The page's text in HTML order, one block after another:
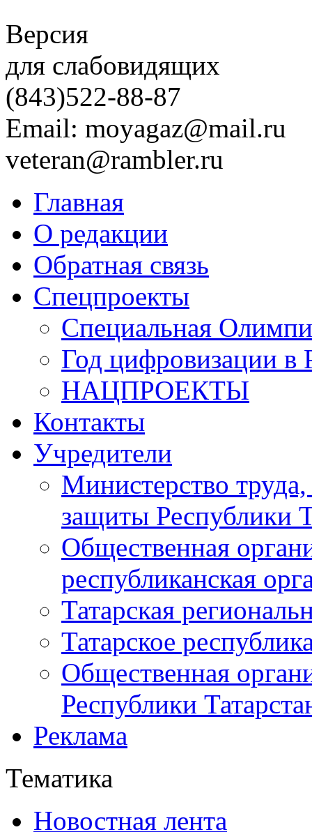
Версия
для слабовидящих
(843)522-88-87
Email: moyagaz@mail.ru
veteran@rambler.ru
Главная
О редакции
Обратная связь
Спецпроекты
Специальная
Год цифровизации в
НАЦПРОЕКТЫ
Контакты
Учредители
Министерство
защиты Республики
Общественная
республиканская
Татарская
Татарское
Общественная
Республики
Реклама
Тематика
Новостная лента